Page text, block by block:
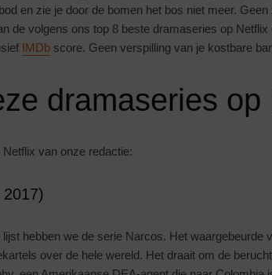
en zie je door de bomen het bos niet meer.
de volgens ons top 8 beste dramaseries op
IMDb score. Geen verspilling van je kostbare
dramaseries op
van onze redactie:
hebben we de serie Narcos. Het waargebeurde
over de hele wereld. Het draait om de